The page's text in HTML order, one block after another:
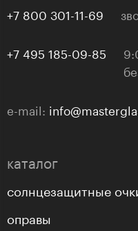
+7 800 301-11-69
+7 495 185-09-85
e-mail:
каталог
солнцезащитные
оправы